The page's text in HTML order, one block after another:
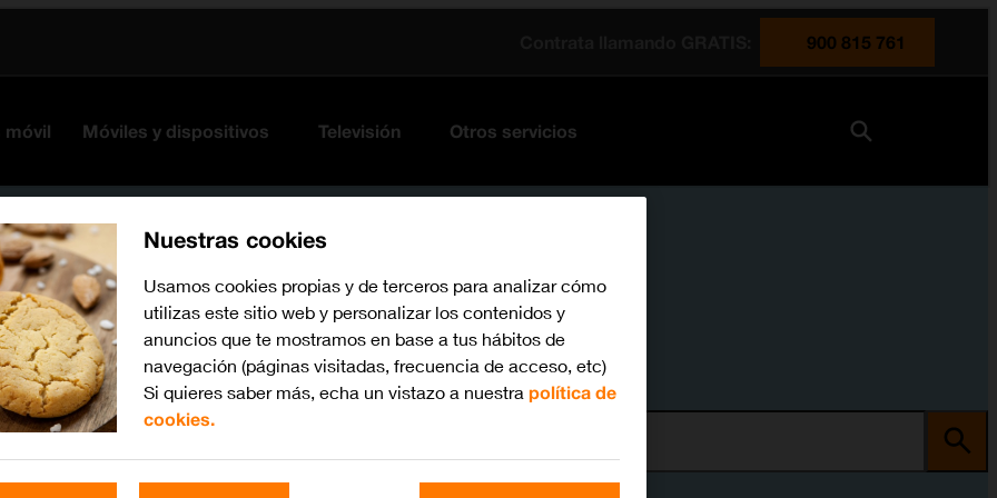
900 815 761
móvil Móviles y dispositivos Televisión Otros servicios
Nuestras cookies
Usamos cookies propias y de terceros para analizar cómo
utilizas este sitio web y personalizar los contenidos y
anuncios que te mostramos en base a tus hábitos de
navegación (páginas visitadas, frecuencia de acceso, etc)
Si quieres saber más, echa un vistazo a nuestra política de
cookies.